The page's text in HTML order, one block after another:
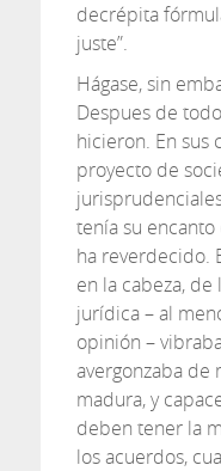
decrépita
juste”.
Hágase, sin
Despues de
hicieron. En sus
proyecto de
tenía su
ha reverdecido.
en la cabeza,
jurídica – al
opinión –
avergonzaba de
madura, y
deben tener la
los acuerdos,